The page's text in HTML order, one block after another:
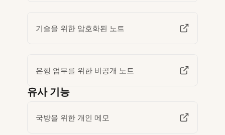
기술을 위한 암호화된 노트
은행 업무를 위한 비공개 노트
유사 기능
국방을 위한 개인 메모